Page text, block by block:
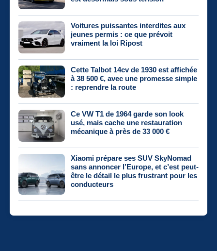
Voitures puissantes interdites aux
jeunes permis : ce que prévoit
vraiment la loi Ripost
Cette Talbot 14cv de 1930 est affichée
à 38 500 €, avec une promesse simple
: reprendre la route
Ce VW T1 de 1964 garde son look
usé, mais cache une restauration
mécanique à près de 33 000 €
Xiaomi prépare ses SUV SkyNomad
sans annoncer l’Europe, et c’est peut-
être le détail le plus frustrant pour les
conducteurs